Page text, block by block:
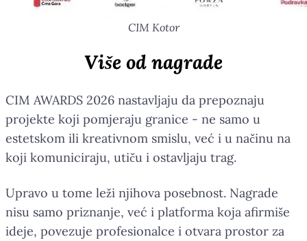
CIM Kotor
Više od nagrade
CIM AWARDS 2026 nastavljaju da prepoznaju
projekte koji pomjeraju granice - ne samo u
estetskom ili kreativnom smislu, već i u načinu na
koji komuniciraju, utiču i ostavljaju trag.
Upravo u tome leži njihova posebnost. Nagrade
nisu samo priznanje, već i platforma koja afirmiše
ideje, povezuje profesionalce i otvara prostor za